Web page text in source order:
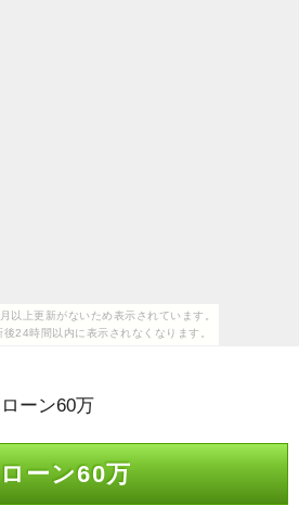
以上更新がないため表示されています。
24時間以内に表示されなくなります。
ーン60万
ーン60万